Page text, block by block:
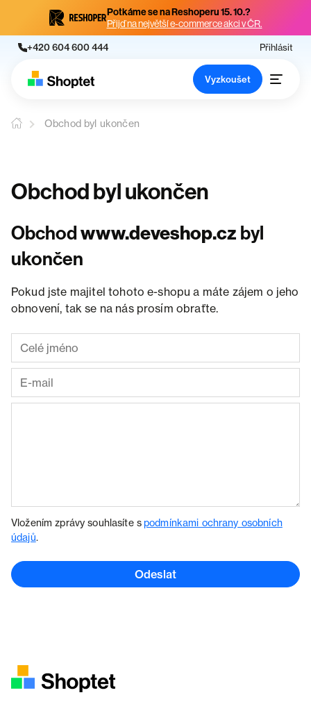
Potkáme se na Reshoperu 15. 10.?
Přijď na největší e-commerce akci v ČR.
+420 604 600 444 Přihlásit
Vyzkoušet
Obchod byl ukončen
Obchod byl ukončen
Obchodwww.deveshop.cz byl
ukončen
Pokud jste majitel tohoto e-shopu a máte zájem o jeho
obnovení, tak se na nás prosím obraťte.
Vložením zprávy souhlasíte spodmínkami ochrany osobních
údajů.
Odeslat